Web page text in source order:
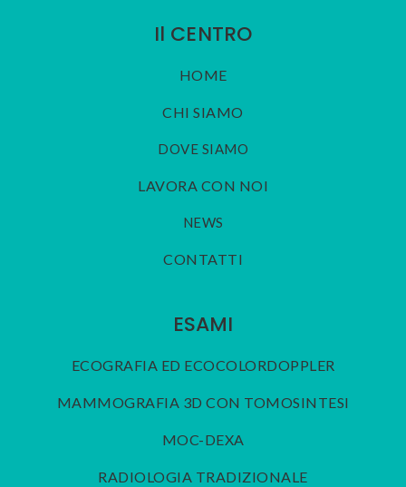
Il CENTRO
HOME
CHI SIAMO
DOVE SIAMO
LAVORA CON NOI
NEWS
CONTATTI
ESAMI
ECOGRAFIA ED ECOCOLORDOPPLER
MAMMOGRAFIA 3D CON TOMOSINTESI
MOC-DEXA
RADIOLOGIA TRADIZIONALE